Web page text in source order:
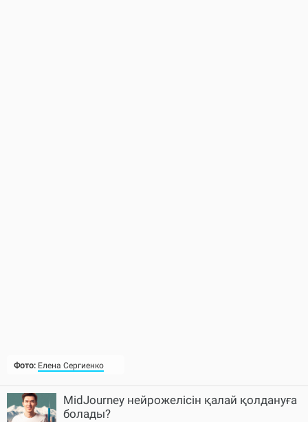
Фото: Елена Сергиенко
MidJourney нейрожелісін қалай қолдануға
болады?